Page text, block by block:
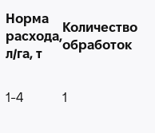
Норма
расхода,
л/га, т
Количество
обработок
1-4 1